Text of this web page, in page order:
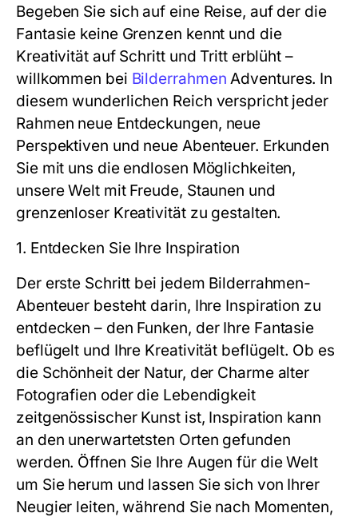
Begeben Sie sich auf eine Reise, auf der die
Fantasie keine Grenzen kennt und die
Kreativität auf Schritt und Tritt erblüht –
willkommen bei Bilderrahmen Adventures. In
diesem wunderlichen Reich verspricht jeder
Rahmen neue Entdeckungen, neue
Perspektiven und neue Abenteuer. Erkunden
Sie mit uns die endlosen Möglichkeiten,
unsere Welt mit Freude, Staunen und
grenzenloser Kreativität zu gestalten.
1. Entdecken Sie Ihre Inspiration
Der erste Schritt bei jedem Bilderrahmen-
Abenteuer besteht darin, Ihre Inspiration zu
entdecken – den Funken, der Ihre Fantasie
beflügelt und Ihre Kreativität beflügelt. Ob es
die Schönheit der Natur, der Charme alter
Fotografien oder die Lebendigkeit
zeitgenössischer Kunst ist, Inspiration kann
an den unerwartetsten Orten gefunden
werden. Öffnen Sie Ihre Augen für die Welt
um Sie herum und lassen Sie sich von Ihrer
Neugier leiten, während Sie nach Momenten,